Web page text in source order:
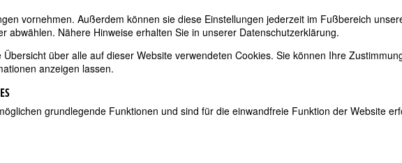
Uhr
Sprache" Eröffnungsvortrag für die Tagung "Sprache und Macht"
Hartmann-Platz Eintritt: 5 EUR; ermässigt 4 EUR
9:55-10:25 Uhr
wert: Gleichheit in der Sprache"
vornehmen. Außerdem können sie diese Einstellungen jederzeit im Fußbereich
abwählen. Nähere Hinweise erhalten Sie in unserer Datenschutzerklärung.
über alle auf dieser Website verwendeten Cookies. Sie können Ihre
anzeigen lassen.
grundlegende Funktionen und sind für die einwandfreie Funktion der Website